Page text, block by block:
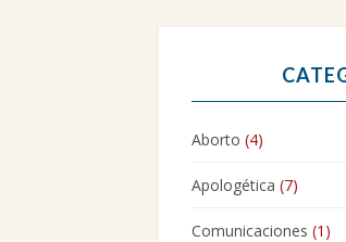
Aborto (4)
Apologética (7)
Comunicaciones (1)